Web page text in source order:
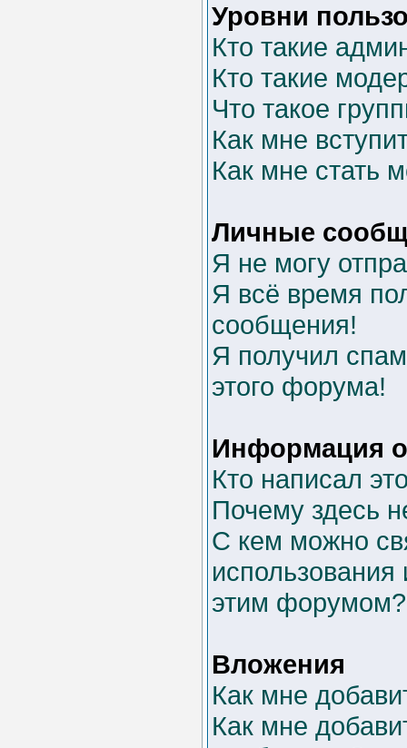
Уровни
Кто такие
Кто такие
Что такое
Как мне
Как мне стать
Личные
Я не могу
Я всё время
сообщения!
Я получил
этого форума!
Информация
Кто написал
Почему здесь
С кем можно
этим форумом?
Вложения
Как мне
Как мне